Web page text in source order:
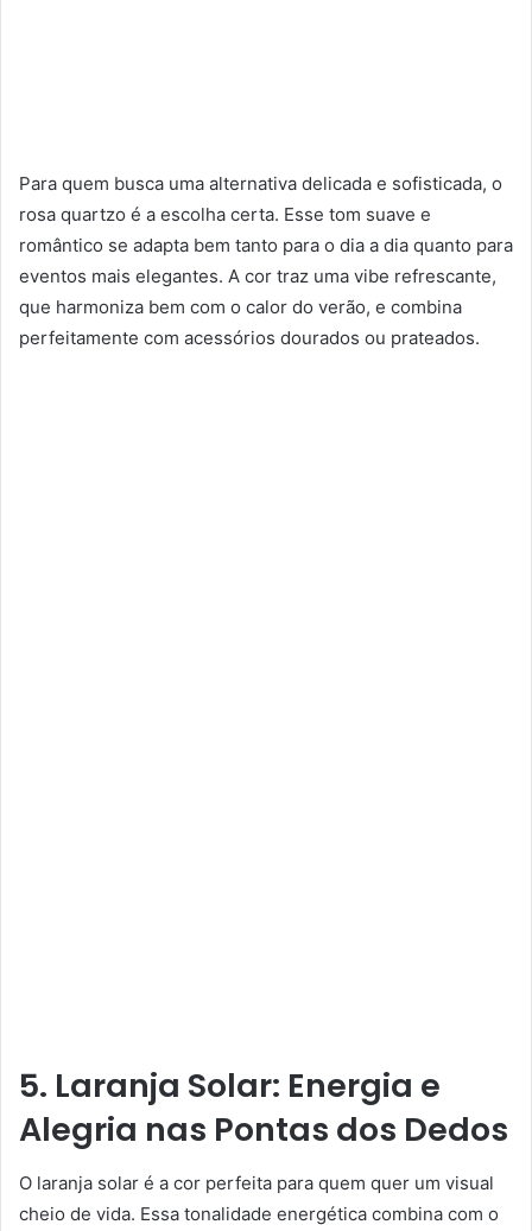
Para quem busca uma alternativa delicada e sofisticada, o
rosa quartzo é a escolha certa. Esse tom suave e
romântico se adapta bem tanto para o dia a dia quanto para
eventos mais elegantes. A cor traz uma vibe refrescante,
que harmoniza bem com o calor do verão, e combina
perfeitamente com acessórios dourados ou prateados.
5. Laranja Solar: Energia e
Alegria nas Pontas dos Dedos
O laranja solar é a cor perfeita para quem quer um visual
cheio de vida. Essa tonalidade energética combina com o